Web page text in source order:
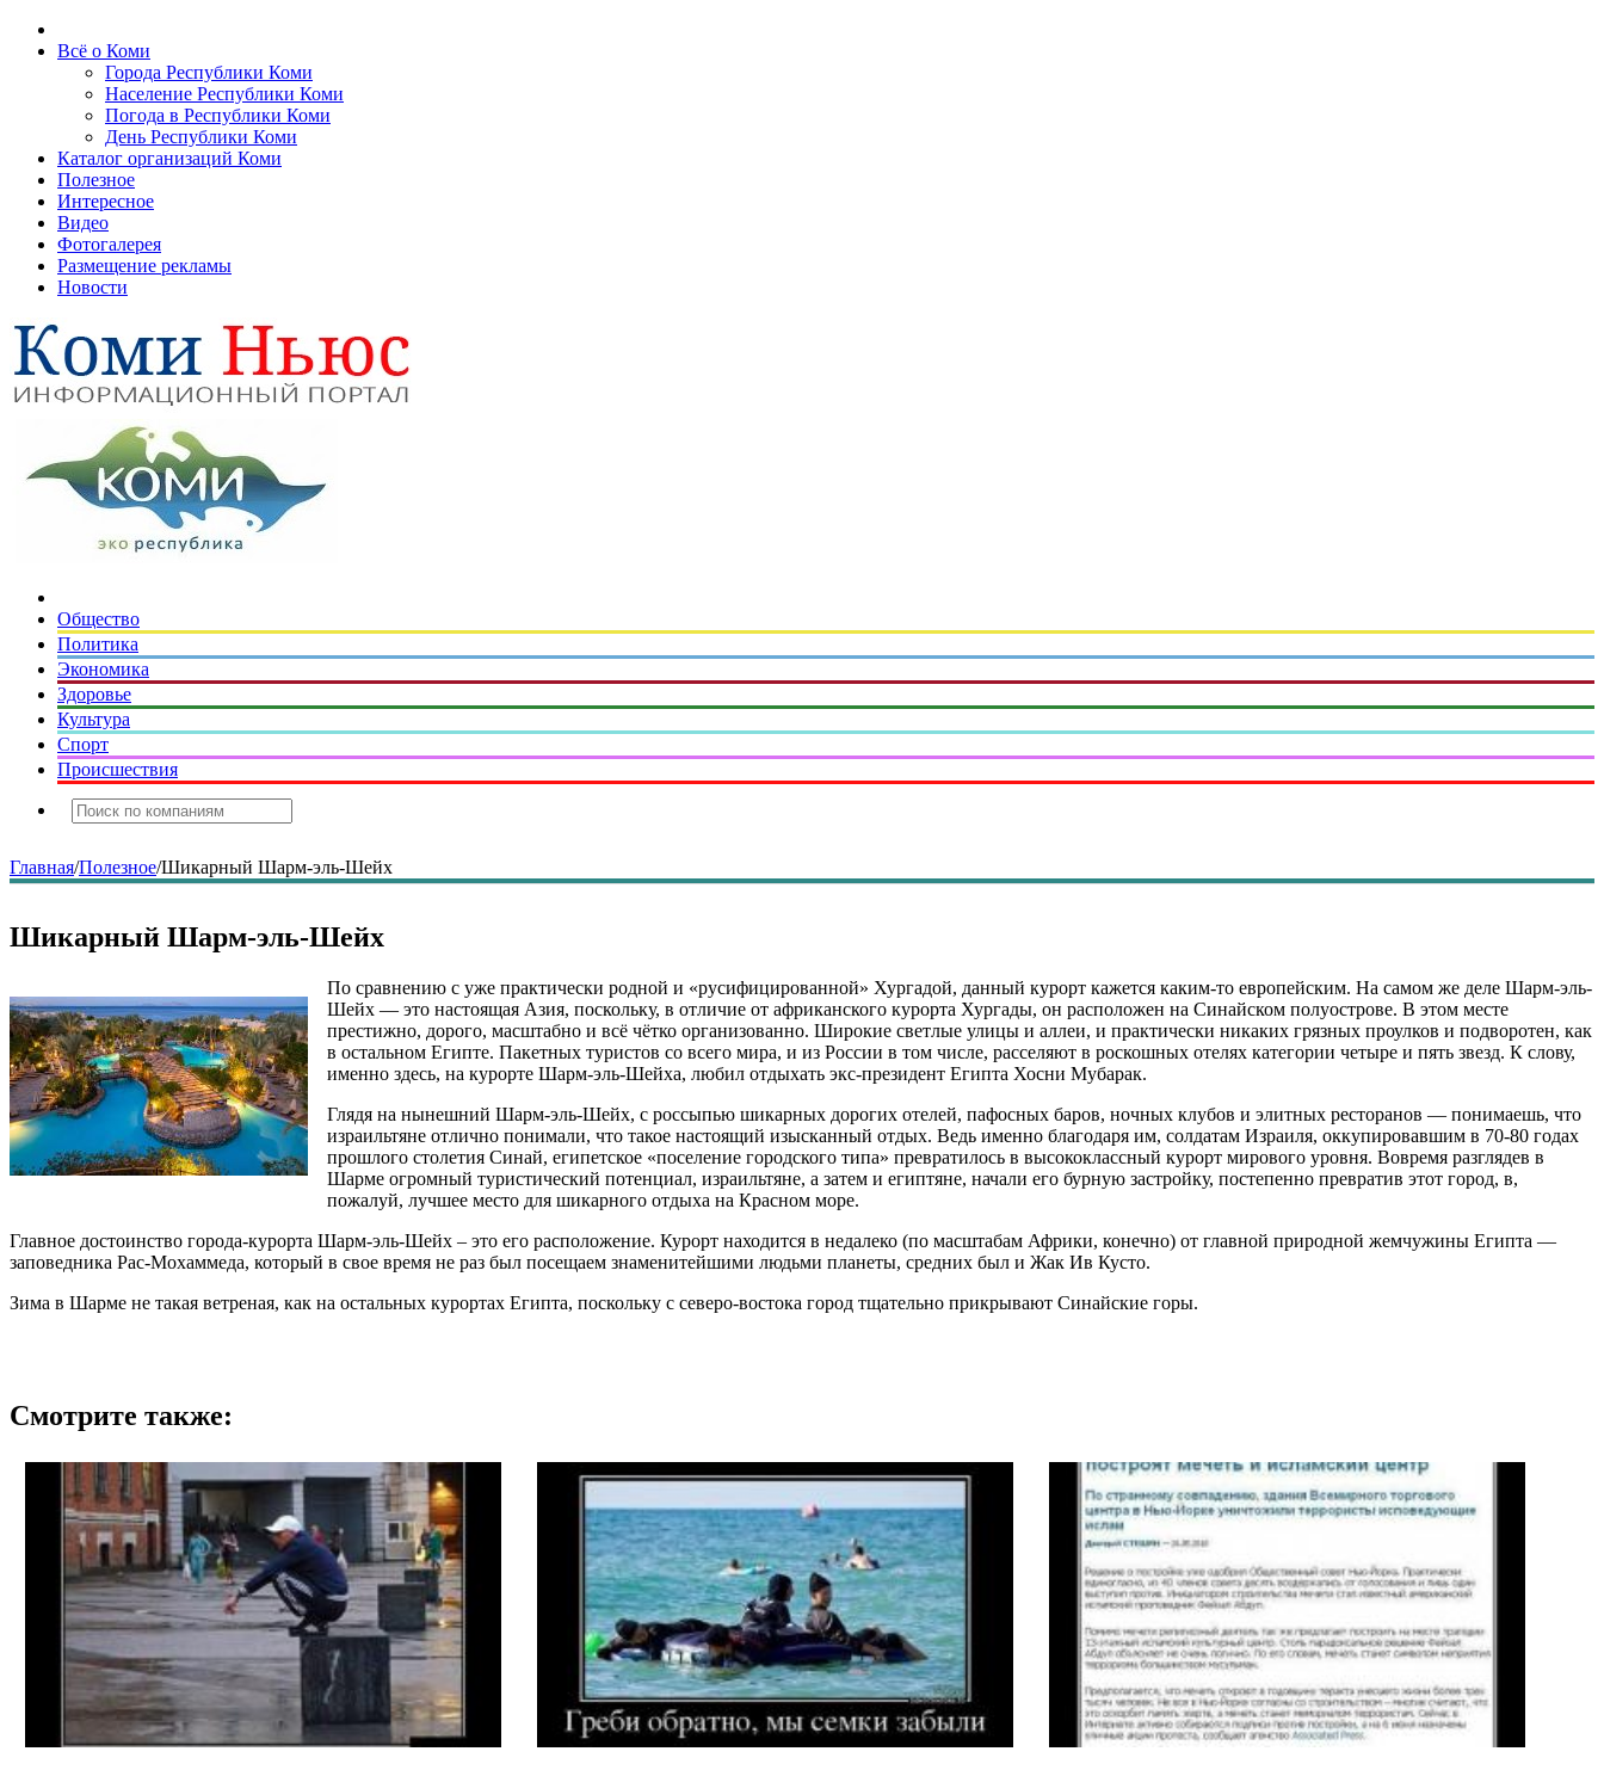
Всё о Коми
Города Республики Коми
Население Республики Коми
Погода в Республики Коми
День Республики Коми
Каталог организаций Коми
Полезное
Интересное
Видео
Фотогалерея
Размещение рекламы
Новости
Общество
Политика
Экономика
Здоровье
Культура
Спорт
Происшествия
Главная/Полезное/Шикарный Шарм-эль-Шейх
Шикарный Шарм-эль-Шейх
По сравнению с уже практически родной и «русифицированной» Хургадой, данный курорт кажется каким-то европейским. На самом же деле Шарм-эль-
Шейх — это настоящая Азия, поскольку, в отличие от африканского курорта Хургады, он расположен на Синайском полуострове. В этом месте
престижно, дорого, масштабно и всё чётко организованно. Широкие светлые улицы и аллеи, и практически никаких грязных проулков и подворотен, как
в остальном Египте. Пакетных туристов со всего мира, и из России в том числе, расселяют в роскошных отелях категории четыре и пять звезд. К слову,
именно здесь, на курорте Шарм-эль-Шейха, любил отдыхать экс-президент Египта Хосни Мубарак.
Глядя на нынешний Шарм-эль-Шейх, с россыпью шикарных дорогих отелей, пафосных баров, ночных клубов и элитных ресторанов — понимаешь, что
израильтяне отлично понимали, что такое настоящий изысканный отдых. Ведь именно благодаря им, солдатам Израиля, оккупировавшим в 70-80 годах
прошлого столетия Синай, египетское «поселение городского типа» превратилось в высококлассный курорт мирового уровня. Вовремя разглядев в
Шарме огромный туристический потенциал, израильтяне, а затем и египтяне, начали его бурную застройку, постепенно превратив этот город, в,
пожалуй, лучшее место для шикарного отдыха на Красном море.
Главное достоинство города-курорта Шарм-эль-Шейх – это его расположение. Курорт находится в недалеко (по масштабам Африки, конечно) от главной природной жемчужины Египта —
заповедника Рас-Мохаммеда, который в свое время не раз был посещаем знаменитейшими людьми планеты, средних был и Жак Ив Кусто.
Зима в Шарме не такая ветреная, как на остальных курортах Египта, поскольку с северо-востока город тщательно прикрывают Синайские горы.
Смотрите также: